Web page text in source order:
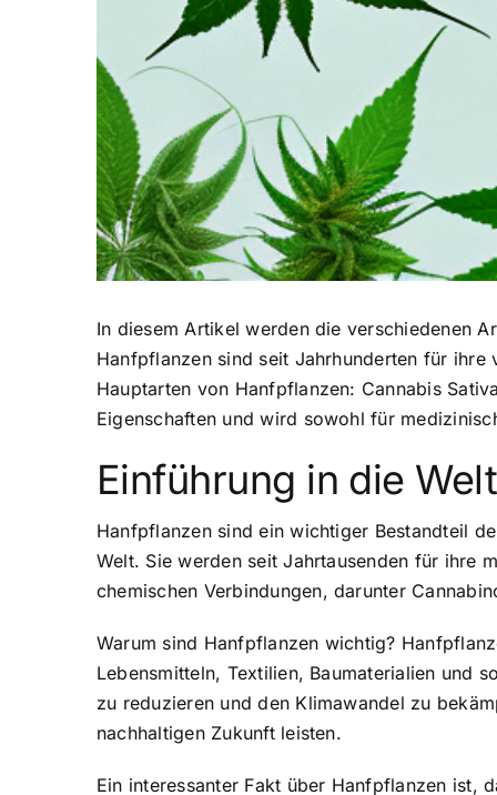
In diesem Artikel werden die verschiedenen
Hanfpflanzen sind seit Jahrhunderten für
Hauptarten von Hanfpflanzen: Cannabis
Eigenschaften und wird sowohl für
Einführung in die
Hanfpflanzen sind ein wichtiger Bestandteil
Welt. Sie werden seit Jahrtausenden für ihre
chemischen Verbindungen, darunter
Warum sind Hanfpflanzen wichtig?
Lebensmitteln, Textilien, Baumaterialien und
zu reduzieren und den Klimawandel zu
nachhaltigen Zukunft leisten.
Ein interessanter Fakt über Hanfpflanzen ist,